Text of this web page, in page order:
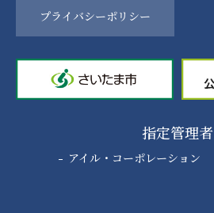
プライバシーポリシー
指定管理者
アイル・コーポレーション